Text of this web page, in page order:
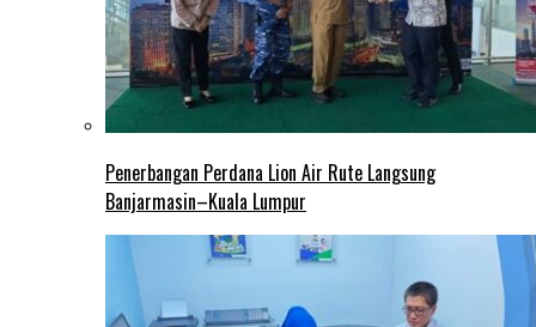
Penerbangan Perdana Lion Air Rute Langsung
Banjarmasin–Kuala Lumpur